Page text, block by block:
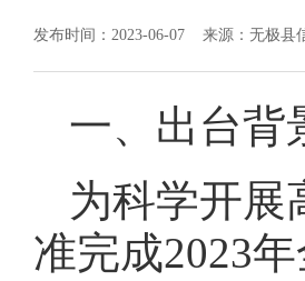
发布时间：2023-06-07 来源：无极县
一、出台背
为科学开展
准完成2023